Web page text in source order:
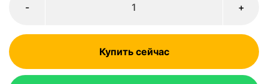
+
-
Купить сейчас